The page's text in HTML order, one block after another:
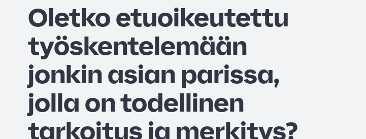
Oletko etuoikeutettu
työskentelemään
jonkin asian parissa,
jolla on todellinen
tarkoitus ja merkitys?